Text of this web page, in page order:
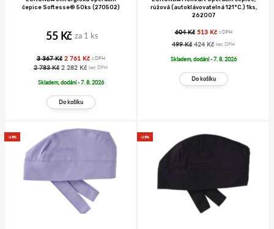
čepice Softesse® 50ks (270502)
55 Kč za 1 ks
3 367 Kč 2 761 Kč s DPH
2 783 Kč 2 282 Kč bez DPH
Skladem, dodání - 7. 8. 2026
růžová (autoklávovatelná 121°C.) 1ks,
262007
604 Kč 513 Kč s DPH
499 Kč 424 Kč bez DPH
Skladem, dodání - 7. 8. 2026
-15% -15%